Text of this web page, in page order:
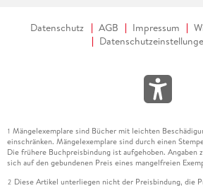
Datenschutz AGB Impressum
1 Mängelexemplare sind Bücher mit leichten
einschränken. Mängelexemplare sind durch einen
Die frühere Buchpreisbindung ist aufgehoben. Angaben
sich auf den gebundenen Preis eines mangelfreien
2 Diese Artikel unterliegen nicht der Preisbindung, die